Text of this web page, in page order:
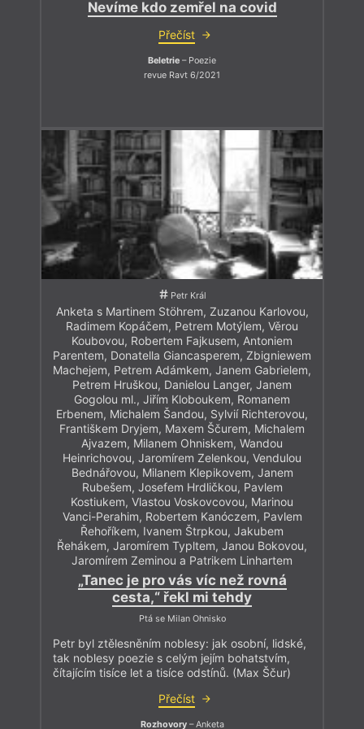
Nevíme kdo zemřel na covid
Přečíst
Beletrie – Poezie
revue Ravt 6/2021
Petr Král
Anketa s Martinem Stöhrem, Zuzanou Karlovou,
Radimem Kopáčem, Petrem Motýlem, Věrou
Koubovou, Robertem Fajkusem, Antoniem
Parentem, Donatella Giancasperem, Zbigniewem
Machejem, Petrem Adámkem, Janem Gabrielem,
Petrem Hruškou, Danielou Langer, Janem
Gogolou ml., Jiřím Kloboukem, Romanem
Erbenem, Michalem Šandou, Sylvií Richterovou,
Františkem Dryjem, Maxem Ščurem, Michalem
Ajvazem, Milanem Ohniskem, Wandou
Heinrichovou, Jaromírem Zelenkou, Vendulou
Bednářovou, Milanem Klepikovem, Janem
Rubešem, Josefem Hrdličkou, Pavlem
Kostiukem, Vlastou Voskovcovou, Marinou
Vanci-Perahim, Robertem Kanóczem, Pavlem
Řehoříkem, Ivanem Štrpkou, Jakubem
Řehákem, Jaromírem Typltem, Janou Bokovou,
Jaromírem Zeminou a Patrikem Linhartem
„Tanec je pro vás víc než rovná
cesta,“ řekl mi tehdy
Ptá se Milan Ohnisko
Petr byl ztělesněním noblesy: jak osobní, lidské,
tak noblesy poezie s celým jejím bohatstvím,
čítajícím tisíce let a tisíce odstínů. (Max Ščur)
Přečíst
Rozhovory– Anketa